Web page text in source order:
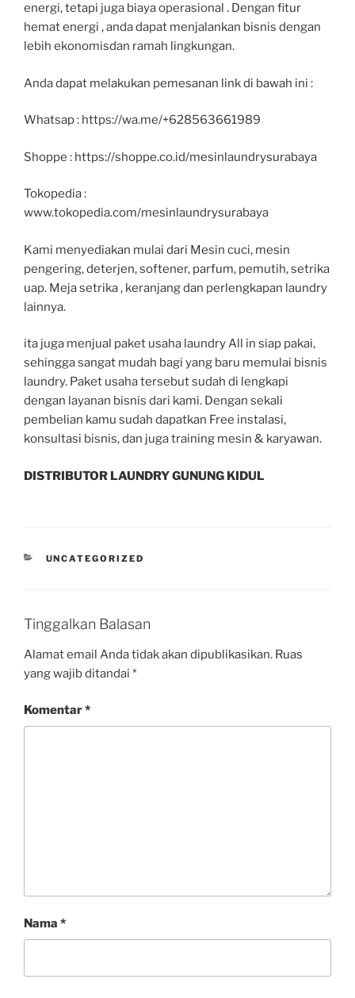
energi, tetapi juga biaya operasional . Dengan fitur
hemat energi , anda dapat menjalankan bisnis dengan
lebih ekonomisdan ramah lingkungan.
Anda dapat melakukan pemesanan link di bawah ini :
Whatsap : https://wa.me/+628563661989
Shoppe : https://shoppe.co.id/mesinlaundrysurabaya
Tokopedia :
www.tokopedia.com/mesinlaundrysurabaya
Kami menyediakan mulai dari Mesin cuci, mesin
pengering, deterjen, softener, parfum, pemutih, setrika
uap. Meja setrika , keranjang dan perlengkapan laundry
lainnya.
ita juga menjual paket usaha laundry All in siap pakai,
sehingga sangat mudah bagi yang baru memulai bisnis
laundry. Paket usaha tersebut sudah di lengkapi
dengan layanan bisnis dari kami. Dengan sekali
pembelian kamu sudah dapatkan Free instalasi,
konsultasi bisnis, dan juga training mesin & karyawan.
DISTRIBUTOR LAUNDRY GUNUNG KIDUL
UNCATEGORIZED
Tinggalkan Balasan
Alamat email Anda tidak akan dipublikasikan. Ruas
yang wajib ditandai *
Komentar*
Nama *